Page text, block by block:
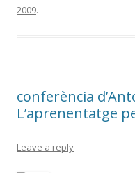
2009.
conferència
L’aprenentatge
Leave a reply